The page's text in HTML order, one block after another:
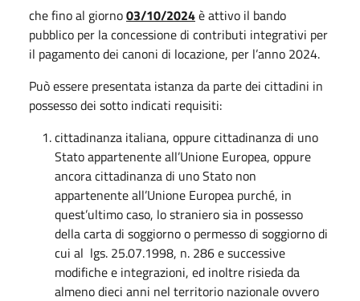
che fino al giorno03/10/2024è attivo il bando
pubblico per la concessione di contributi integrativi per
il pagamento dei canoni di locazione, per l’anno 2024.
Può essere presentata istanza da parte dei cittadini in
possesso dei sotto indicati requisiti:
cittadinanza italiana, oppure cittadinanza di uno
Stato appartenente all’Unione Europea, oppure
ancora cittadinanza di uno Stato non
appartenente all’Unione Europea purché, in
quest’ultimo caso, lo straniero sia in possesso
della carta di soggiorno o permesso di soggiorno di
cui al lgs. 25.07.1998, n. 286 e successive
modifiche e integrazioni, ed inoltre risieda da
almeno dieci anni nel territorio nazionale ovvero